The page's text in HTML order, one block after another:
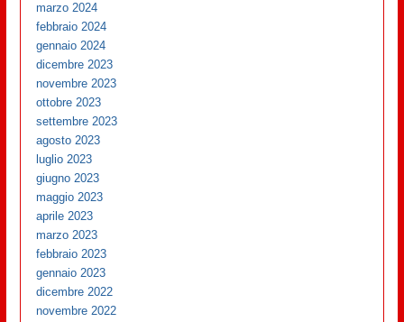
marzo 2024
febbraio 2024
gennaio 2024
dicembre 2023
novembre 2023
ottobre 2023
settembre 2023
agosto 2023
luglio 2023
giugno 2023
maggio 2023
aprile 2023
marzo 2023
febbraio 2023
gennaio 2023
dicembre 2022
novembre 2022